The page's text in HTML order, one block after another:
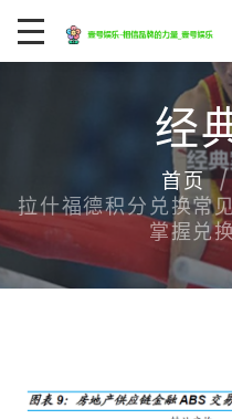
经
首页
拉什福德积分兑换常
掌握兑